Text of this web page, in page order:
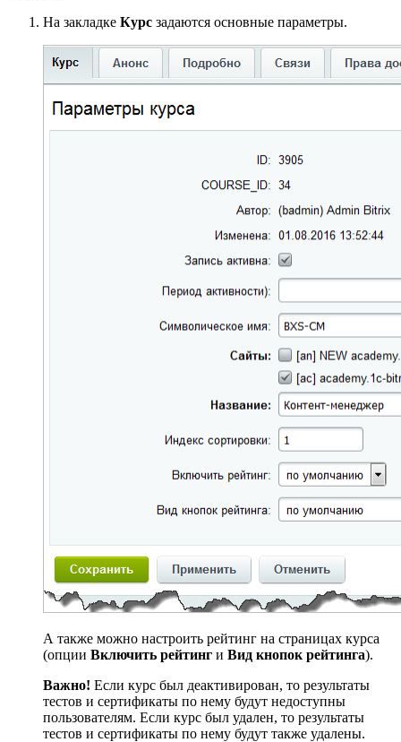
На закладке Курс задаются основные параметры.
А также можно настроить рейтинг на страницах курса
(опции Включить рейтинг и Вид кнопок рейтинга).
Важно! Если курс был деактивирован, то результаты
тестов и сертификаты по нему будут недоступны
пользователям. Если курс был удален, то результаты
тестов и сертификаты по нему будут также удалены.